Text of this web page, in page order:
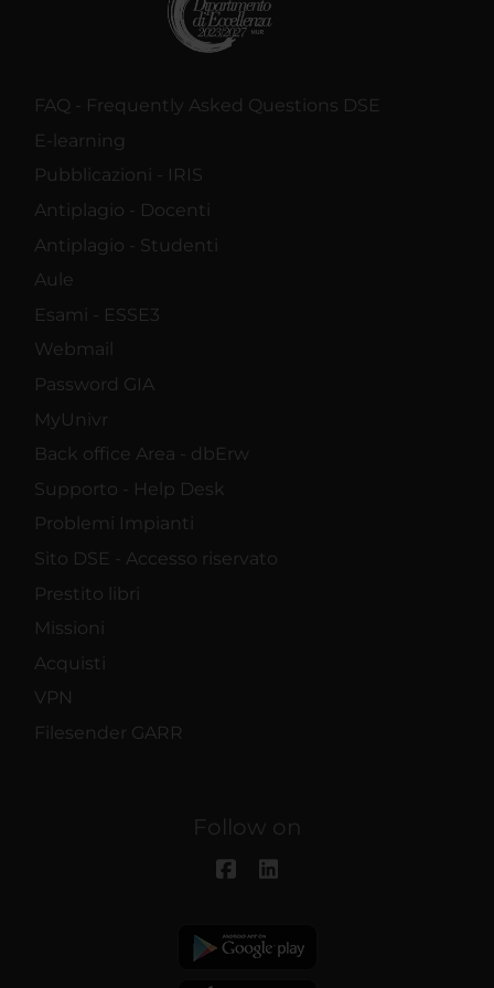
FAQ - Frequently Asked Questions DSE
E-learning
Pubblicazioni - IRIS
Antiplagio - Docenti
Antiplagio - Studenti
Aule
Esami - ESSE3
Webmail
Password GIA
MyUnivr
Back office Area - dbErw
Supporto - Help Desk
Problemi Impianti
Sito DSE - Accesso riservato
Prestito libri
Missioni
Acquisti
VPN
Filesender GARR
Follow on